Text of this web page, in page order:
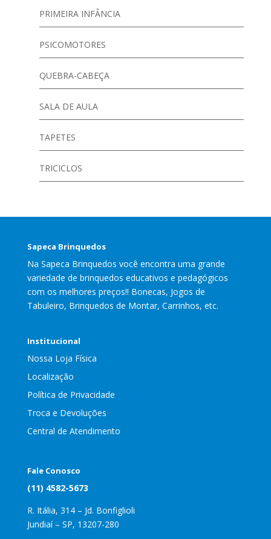
PRIMEIRA INFÂNCIA
PSICOMOTORES
QUEBRA-CABEÇA
SALA DE AULA
TAPETES
TRICICLOS
Sapeca Brinquedos
Na Sapeca Brinquedos você encontra uma grande
variedade de brinquedos educativos e pedagógicos
com os melhores preços!! Bonecas, Jogos de
Tabuleiro, Brinquedos de Montar, Carrinhos, etc.
Institucional
Nossa Loja Física
Localização
Política de Privacidade
Troca e Devoluções
Central de Atendimento
Fale Conosco
(11) 4582-5673
R. Itália, 314 – Jd. Bonfiglioli
Jundiaí – SP, 13207-280